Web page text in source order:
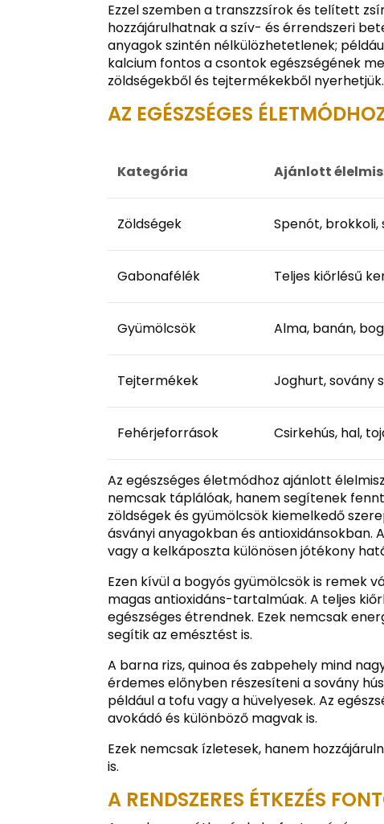
Ezzel szemben a transzzsírok és telített
hozzájárulhatnak a szív- és érrendszeri
anyagok szintén nélkülözhetetlenek;
kalcium fontos a csontok egészségének
zöldségekből és tejtermékekből nyerhetjük.
AZ EGÉSZSÉGES
Kategória Ajánlott
Zöldségek Spenót,
Gabonafélék Teljes kiőrlésű
Gyümölcsök Alma, banán,
Tejtermékek Joghurt, sovány
Fehérjeforrások Csirkehús, hal,
Az egészséges életmódhoz ajánlott
nemcsak táplálóak, hanem segítenek
zöldségek és gyümölcsök kiemelkedő
ásványi anyagokban és antioxidánsokban.
vagy a kelkáposzta különösen jótékony
Ezen kívül a bogyós gyümölcsök is remek
magas antioxidáns-tartalmúak. A teljes
egészséges étrendnek. Ezek nemcsak
segítik az emésztést is.
A barna rizs, quinoa és zabpehely mind
érdemes előnyben részesíteni a sovány
például a tofu vagy a hüvelyesek. Az
avokádó és különböző magvak is.
Ezek nemcsak ízletesek, hanem
is.
A RENDSZERES ÉTKEZÉS